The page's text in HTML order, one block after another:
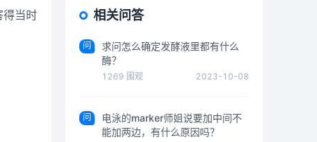
得当时
相关问答
问
求问怎么确定发酵液里都有什么
酶？
1269 围观 2023-10-08
问
电泳的marker师姐说要加中间不
能加两边，有什么原因吗？